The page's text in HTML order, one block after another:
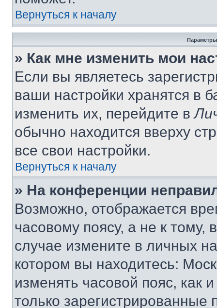
Вернуться к началу
Параметры
» Как мне изменить мои
Если вы являетесь
ваши настройки хранятся в
изменить их, перейдите в
обычно находится вверху
все свои настройки.
Вернуться к началу
» На конференции
Возможно, отображается
часовому поясу, а не к тому,
случае измените в личных
котором вы находитесь:
изменять часовой пояс, как
только